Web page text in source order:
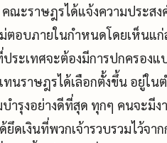
ะราษฎรได้แจ้งความประสง
อบภายในกำหนดโดยเห็นแก่
ระเทศจะต้องมีการปกครอง
นราษฎรได้เลือกตั้งขึ้น อยู่ใน
ำรุงอย่างดีที่สุด ทุกๆ คนจะมีง
ดเงินที่พวกเจ้ารวบรวมไว้จ